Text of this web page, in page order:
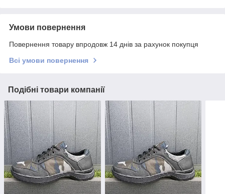
Умови повернення
Повернення товару впродовж 14 днів за рахунок покупця
Всі умови повернення
Подібні товари компанії